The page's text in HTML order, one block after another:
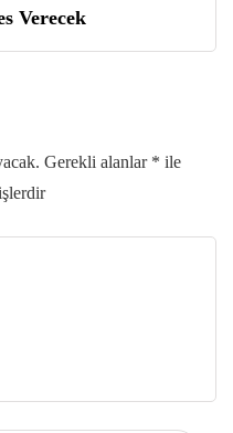
Verecek
Gerekli alanlar * ile